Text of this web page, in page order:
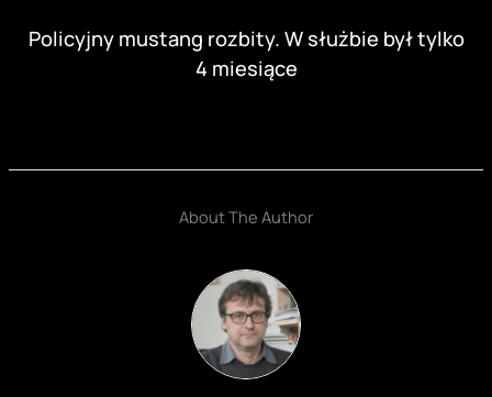
Policyjny mustang rozbity. W służbie był tylko
4 miesiące
About The Author